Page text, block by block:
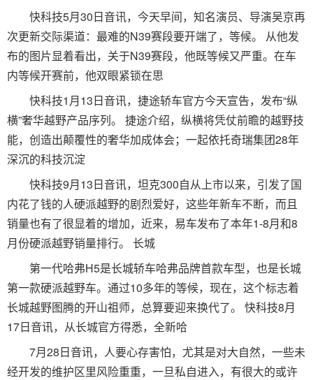
快科技5月30日音讯，今天早间，知名演员、导演吴京再
次更新交际渠道：最难的N39赛段要开端了，等候。 从他发
布的图片显着看出，关于N39赛段，他既等候又严重。在车
内等候开赛前，他双眼紧锁在思
快科技1月13日音讯，捷途轿车官方今天宣告，发布“纵
横”奢华越野产品序列。 捷途介绍，纵横将凭仗前瞻的越野技
能，创造出颠覆性的奢华加成体会；一起依托奇瑞集团28年
深沉的科技沉淀
快科技9月13日音讯，坦克300自从上市以来，引发了国
内花了钱的人硬派越野的剧烈爱好，这些年新车不断，而且
销量也有了很显着的增加，近来，易车发布了本年1-8月和8
月份硬派越野销量排行。 长城
第一代哈弗H5是长城轿车哈弗品牌首款车型，也是长城
第一款硬派越野车。通过10多年的等候，现在，这个标志着
长城越野图腾的开山祖师，总算要迎来换代了。 快科技8月
17日音讯，从长城官方得悉，全新哈
7月28日音讯，人要心存害怕，尤其是对大自然，一些未
经开发的维护区里风险重重，一旦私自进入，有很大的或许